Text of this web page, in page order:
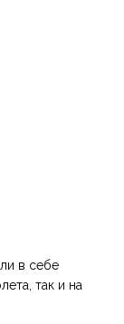
в себе
так и на